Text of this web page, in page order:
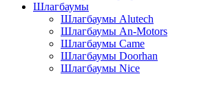
Шлагбаумы
Шлагбаумы Alutech
Шлагбаумы An-Motors
Шлагбаумы Came
Шлагбаумы Doorhan
Шлагбаумы Nice